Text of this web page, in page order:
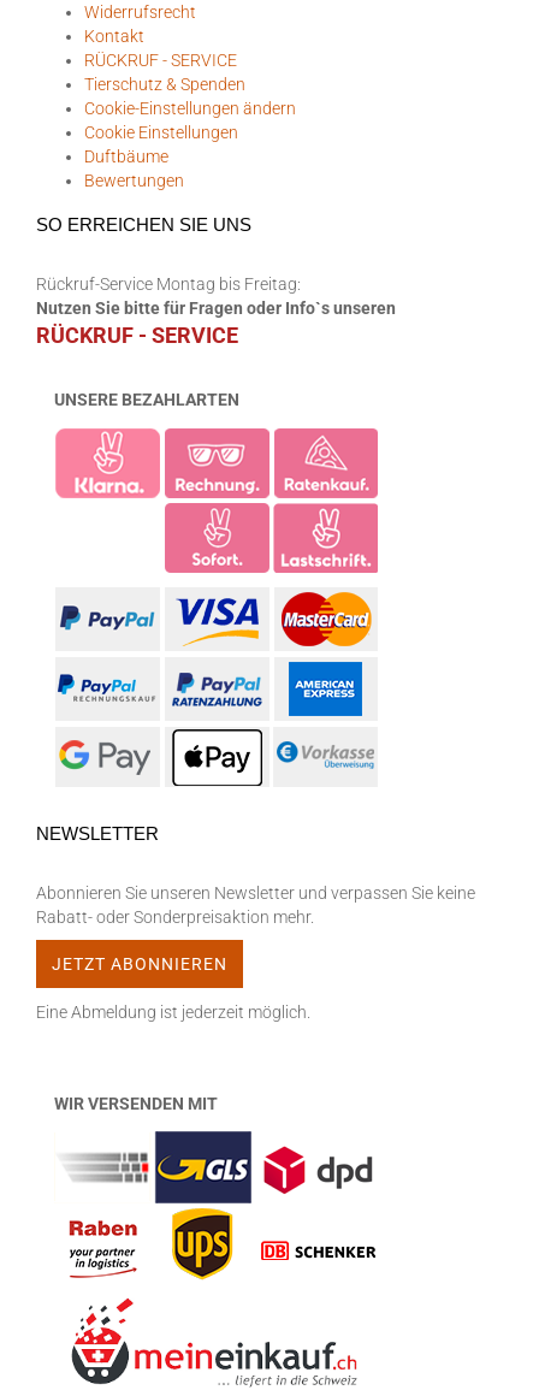
Widerrufsrecht
Kontakt
RÜCKRUF - SERVICE
Tierschutz & Spenden
Cookie-Einstellungen ändern
Cookie Einstellungen
Duftbäume
Bewertungen
SO ERREICHEN SIE UNS
Rückruf-Service Montag bis Freitag:
Nutzen Sie bitte für Fragen oder Info`s unseren
RÜCKRUF - SERVICE
UNSERE BEZAHLARTEN
NEWSLETTER
Abonnieren Sie unseren Newsletter und verpassen Sie keine
Rabatt- oder Sonderpreisaktion mehr.
Eine Abmeldung ist jederzeit möglich.
WIR VERSENDEN MIT